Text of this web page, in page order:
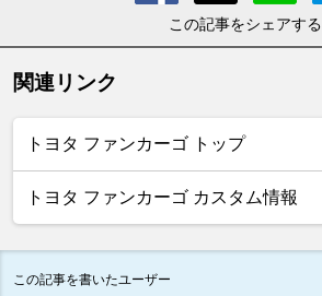
この記事をシェアする
関連リンク
トヨタ ファンカーゴ トップ
トヨタ ファンカーゴ カスタム情報
この記事を書いたユーザー